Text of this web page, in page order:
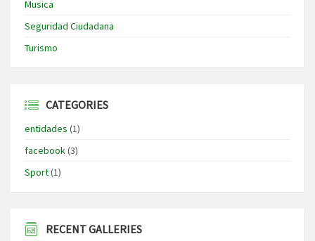
Musica
Seguridad Ciudadana
Turismo
CATEGORIES
entidades (1)
facebook(3)
Sport(1)
RECENT GALLERIES